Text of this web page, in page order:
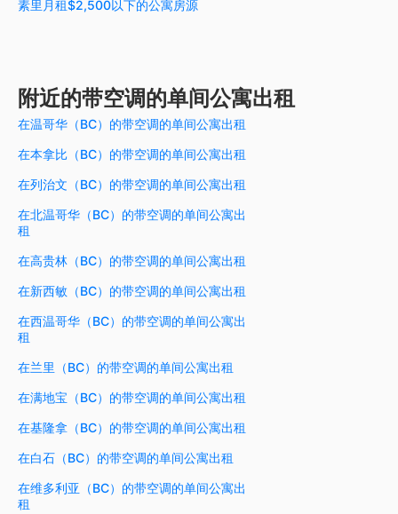
素里月租$2,500以下的公寓房源
附近的带空调的单间公寓出租
在温哥华（BC）的带空调的单间公寓出租
在本拿比（BC）的带空调的单间公寓出租
在列治文（BC）的带空调的单间公寓出租
在北温哥华（BC）的带空调的单间公寓出
租
在高贵林（BC）的带空调的单间公寓出租
在新西敏（BC）的带空调的单间公寓出租
在西温哥华（BC）的带空调的单间公寓出
租
在兰里（BC）的带空调的单间公寓出租
在满地宝（BC）的带空调的单间公寓出租
在基隆拿（BC）的带空调的单间公寓出租
在白石（BC）的带空调的单间公寓出租
在维多利亚（BC）的带空调的单间公寓出
租